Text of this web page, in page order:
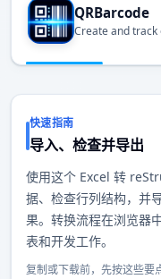
QRBarcode
Create and track
快速指南
导入、检查并导出
使用这个 Excel 转
据、检查行列结构，并
果。转换流程在浏览器
表和开发工作。
复制或下载前，先按这些要